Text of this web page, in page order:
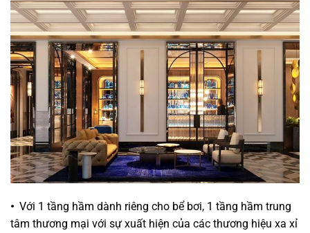
• Với 1 tầng hầm dành riêng cho bể bơi, 1 tầng hầm trung
tâm thương mại với sự xuất hiện của các thương hiệu xa xỉ